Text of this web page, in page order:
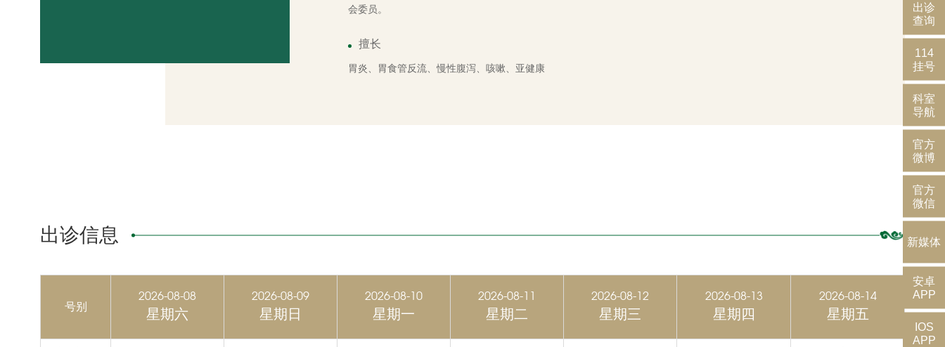
出诊
查询
114
挂号
科室
导航
官方
微博
官方
微信
新媒体
安卓
APP
IOS
APP
会委员。
擅长
胃炎、胃食管反流、慢性腹泻、咳嗽、亚健康
出诊信息
号别
2026-08-08
星期六
2026-08-09
星期日
2026-08-10
星期一
2026-08-11
星期二
2026-08-12
星期三
2026-08-13
星期四
2026-08-14
星期五